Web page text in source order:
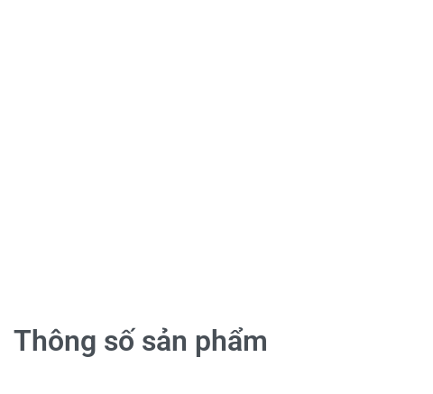
Thông số sản phẩm